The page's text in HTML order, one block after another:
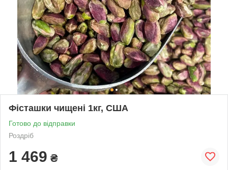
Фісташки чищені 1кг, США
Готово до відправки
Роздріб
1 469 ₴